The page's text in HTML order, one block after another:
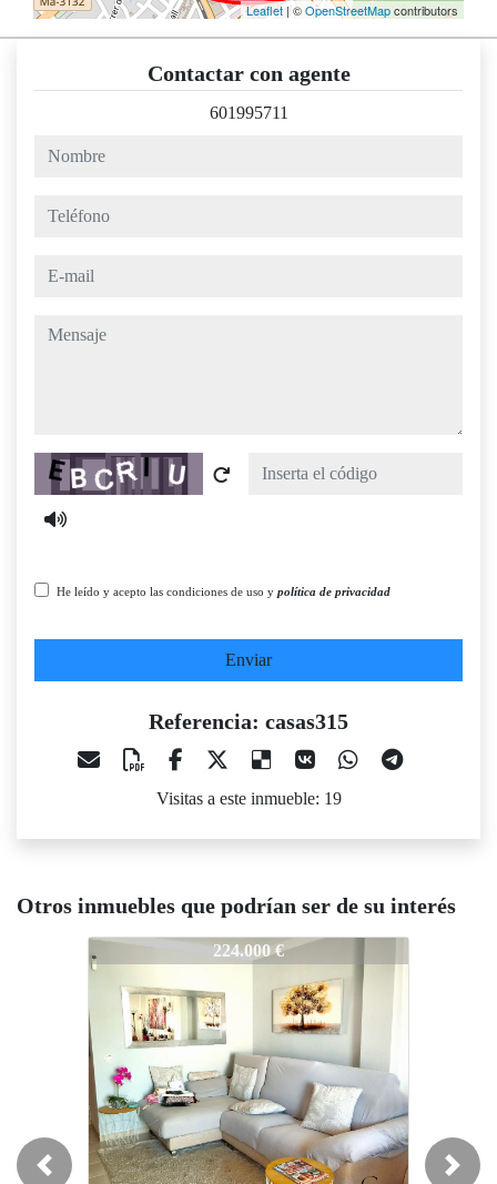
Leaflet | ©OpenStreetMapcontributors
Contactar con agente
601995711
nombre
teléfono
e-mail
mensaje
Captcha
He leído y acepto las condiciones de uso y política de privacidad
Enviar
Referencia: casas315
Visitas a este inmueble: 19
Otros inmuebles que podrían ser de su interés
224.000 €
casas315 370.000 €
Previous Next